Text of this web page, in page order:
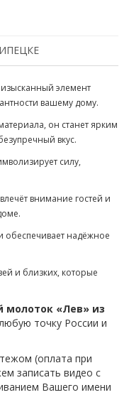
элемент
вашему дому.
он станет ярким
вкус.
силу,
внимание гостей и
обеспечивает надёжное
и близких, которые
молоток «Лев» из
точку России и
(оплата при
записать видео с
Вашего имени